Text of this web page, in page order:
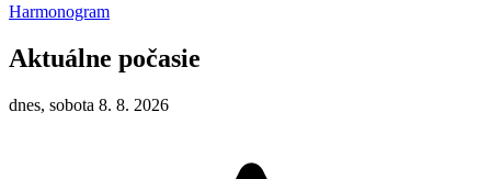
Harmonogram
Aktuálne počasie
dnes, sobota 8. 8. 2026